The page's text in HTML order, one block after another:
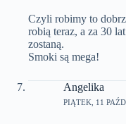
Czyli robimy to
robią teraz, a za 30
zostaną.
Smoki są mega!
Angelika
PIĄTEK, 11